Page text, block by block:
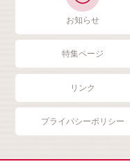
お知らせ
特集ページ
リンク
プライバシーポリシー